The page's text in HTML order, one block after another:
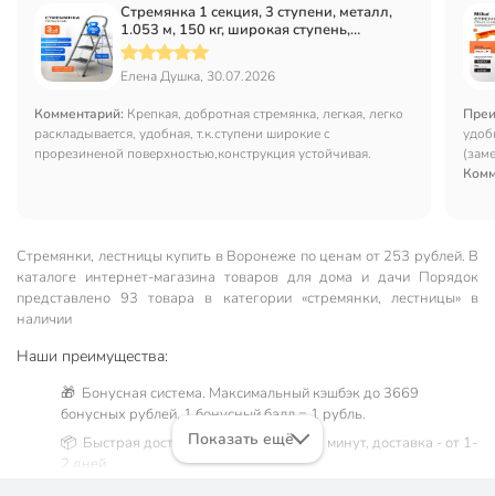
Стремянка 1 секция, 3 ступени, металл,
1.053 м, 150 кг, широкая ступень,
WK6018-3A
Елена Душка, 30.07.2026
Комментарий: Крепкая, добротная стремянка, легкая, легко
раскладывается, удобная, т.к.ступени широкие с
прорезиненой поверхностью,конструкция устойчивая.
Стремянки, лестницы купить в Воронеже по ценам от 253 рублей. В
каталоге интернет-магазина товаров для дома и дачи Порядок
представлено 93 товара в категории «стремянки, лестницы» в
наличии
Наши преимущества:
🎁 Бонусная система. Максимальный кэшбэк до 3669
бонусных рублей, 1 бонусный балл = 1 рубль.
📦 Быстрая доставка. Самовывоз от 60 минут, доставка - от 1-
2 дней.
Показать ещё